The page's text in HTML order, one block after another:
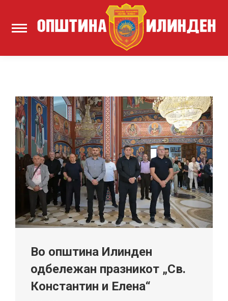
Во општина Илинден
одбележан празникот „Св.
Константин и Елена“